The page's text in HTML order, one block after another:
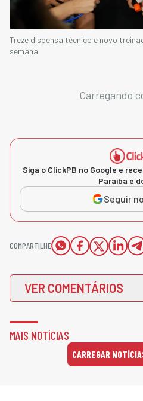
Treze dispensa técnico e novo
semana
Carregando
Siga o ClickPB no Google e
Paraíba e
Seguir
COMPARTILHE
VER COMENTÁRIOS
MAIS NOTÍCIAS
CARREGAR